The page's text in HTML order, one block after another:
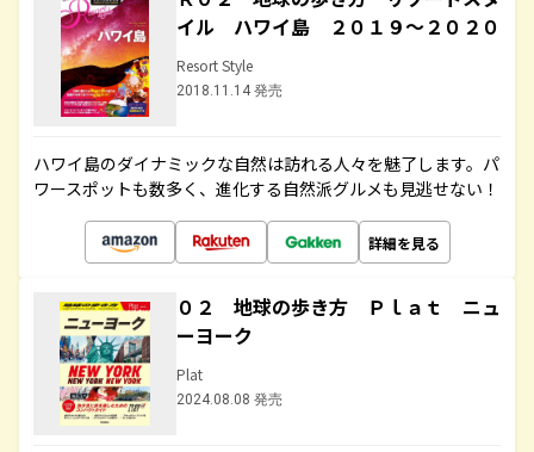
イル ハワイ島 ２０１９～２０２０
Resort Style
2018.11.14 発売
ハワイ島のダイナミックな自然は訪れる人々を魅了します。パ
ワースポットも数多く、進化する自然派グルメも見逃せない！
詳細を見る
０２ 地球の歩き方 Ｐｌａｔ ニュ
ーヨーク
Plat
2024.08.08 発売